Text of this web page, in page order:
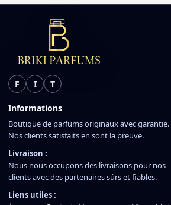
F I T
Informations
Boutique de parfums originaux avec garantie.
Nos clients satisfaits en sont la preuve.
Livraison :
Nous nous occupons des livraisons pour nos
clients avec des partenaires sûrs et fiables.
Liens utiles :